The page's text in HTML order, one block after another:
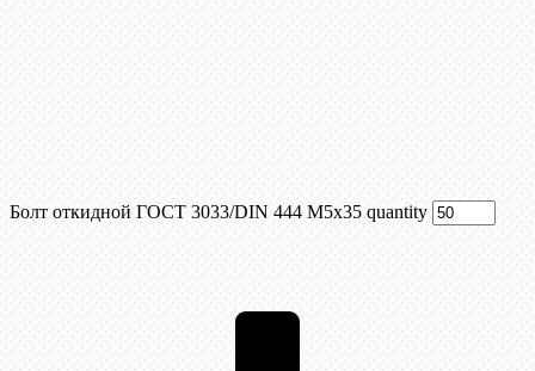
Болт откидной ГОСТ 3033/DIN 444 М5х35 quantity